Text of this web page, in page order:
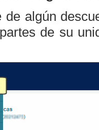
de algún
de su